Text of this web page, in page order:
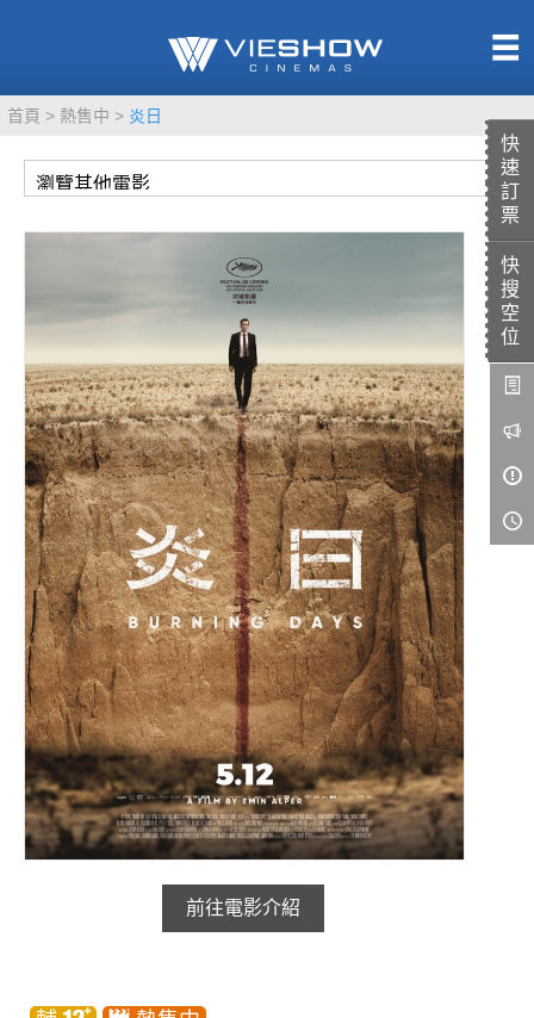
快
速
訂
票
快
搜
空
位
首頁 熱售中 炎日
前往電影介紹
MUCROWN
4DX
VR 演唱會
GOLD CLASS
AD口述影像
LIVE演唱會
影城公告
影城活動
中獎名單
合作夥伴
商家介紹
加入iShow
會員Q&A